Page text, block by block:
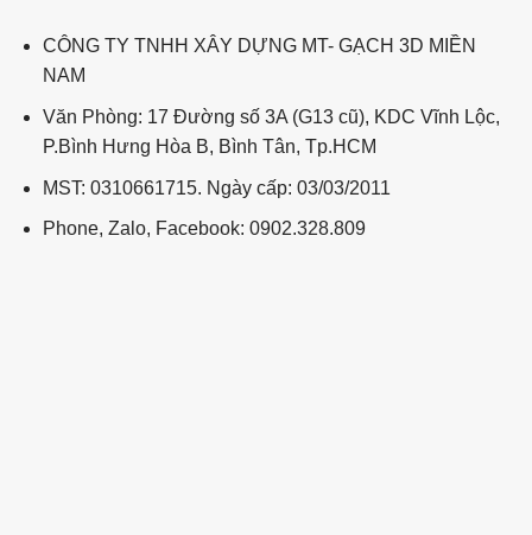
CÔNG TY TNHH XÂY DỰNG MT- GẠCH 3D MIỀN
NAM
Văn Phòng: 17 Đường số 3A (G13 cũ), KDC Vĩnh Lộc,
P.Bình Hưng Hòa B, Bình Tân, Tp.HCM
MST: 0310661715. Ngày cấp: 03/03/2011
Phone, Zalo, Facebook: 0902.328.809